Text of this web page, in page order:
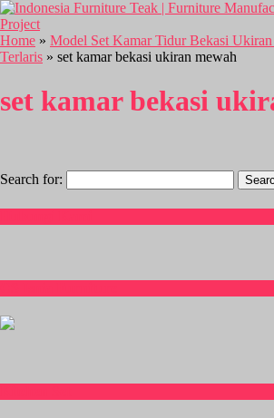
Home » Model Set Kamar Tidur Bekasi
Terlaris » set kamar bekasi ukiran mewah
set kamar bekasi
Search for: